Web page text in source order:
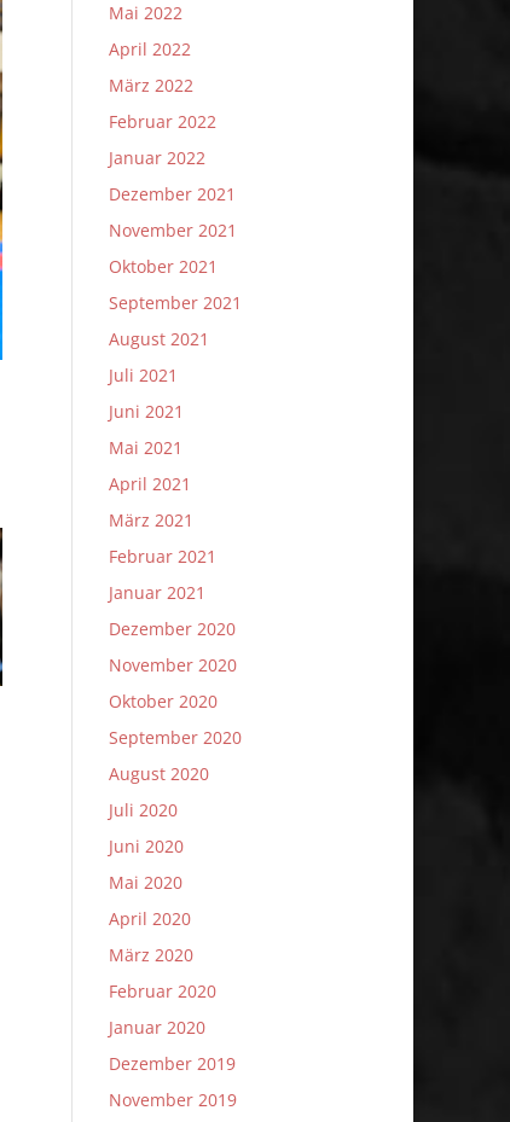
Mai 2022
April 2022
März 2022
Februar 2022
Januar 2022
Dezember 2021
November 2021
Oktober 2021
September 2021
August 2021
Juli 2021
Juni 2021
Mai 2021
April 2021
März 2021
Februar 2021
Januar 2021
Dezember 2020
November 2020
Oktober 2020
September 2020
August 2020
Juli 2020
Juni 2020
Mai 2020
April 2020
März 2020
Februar 2020
Januar 2020
Dezember 2019
November 2019